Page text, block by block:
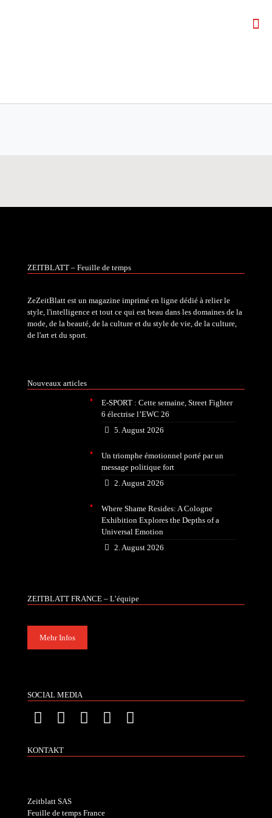
ZEITBLATT – Feuille de temps
ZeZeitBlatt est un magazine imprimé en ligne dédié à relier le
style, l'intelligence et tout ce qui est beau dans les domaines de la
mode, de la beauté, de la culture et du style de vie, de la culture,
de l'art et du sport.
Nouveaux articles
E-SPORT : Cette semaine, Street Fighter
6 électrise l’EWC 26
5. August 2026
Un triomphe émotionnel porté par un
message politique fort
2. August 2026
Where Shame Resides: A Cologne
Exhibition Explores the Depths of a
Universal Emotion
2. August 2026
ZEITBLATT FRANCE – L’équipe
Mehr Infos
SOCIAL MEDIA
KONTAKT
Zeitblatt SAS
Feuille de temps France